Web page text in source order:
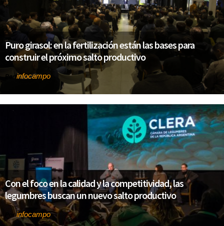
Puro girasol: en la fertilización están las bases para
construir el próximo salto productivo
Por infocampo
Con el foco en la calidad y la competitividad, las
legumbres buscan un nuevo salto productivo
Porinfocampo